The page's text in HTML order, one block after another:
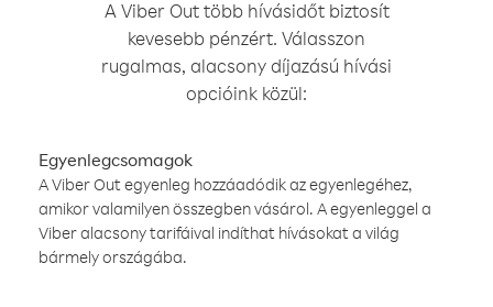
A Viber Out több hívásidőt biztosít
kevesebb pénzért. Válasszon
rugalmas, alacsony díjazású hívási
opcióink közül:
Egyenlegcsomagok
A Viber Out egyenleg hozzáadódik az egyenlegéhez,
amikor valamilyen összegben vásárol. A egyenleggel a
Viber alacsony tarifáival indíthat hívásokat a világ
bármely országába.